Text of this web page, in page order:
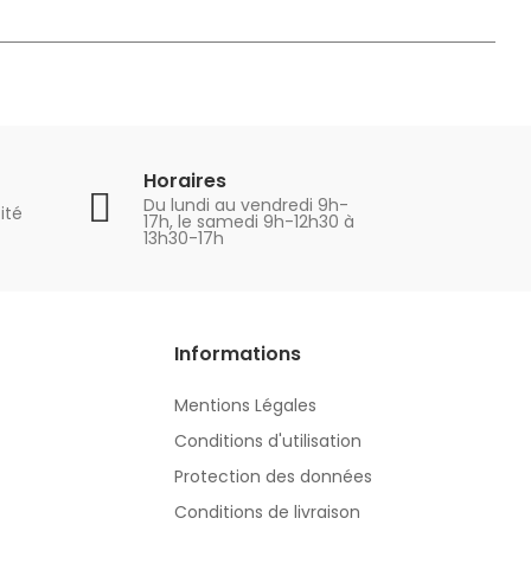
Horaires
Du lundi au vendredi 9h-
17h, le samedi 9h-12h30 à
13h30-17h
Informations
Mentions Légales
Conditions d'utilisation
Protection des données
Conditions de livraison